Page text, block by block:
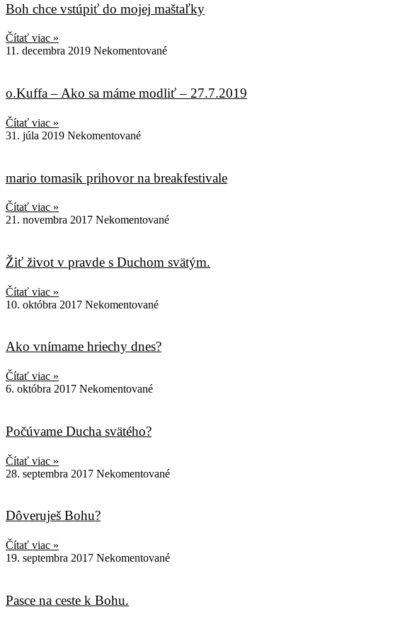
Boh chce vstúpiť do mojej maštaľky
Čítať viac »
11. decembra 2019 Nekomentované
o.Kuffa – Ako sa máme modliť – 27.7.2019
Čítať viac »
31. júla 2019 Nekomentované
mario tomasik prihovor na breakfestivale
Čítať viac »
21. novembra 2017 Nekomentované
Žiť život v pravde s Duchom svätým.
Čítať viac »
10. októbra 2017 Nekomentované
Ako vnímame hriechy dnes?
Čítať viac »
6. októbra 2017 Nekomentované
Počúvame Ducha svätého?
Čítať viac »
28. septembra 2017 Nekomentované
Dôveruješ Bohu?
Čítať viac »
19. septembra 2017 Nekomentované
Pasce na ceste k Bohu.